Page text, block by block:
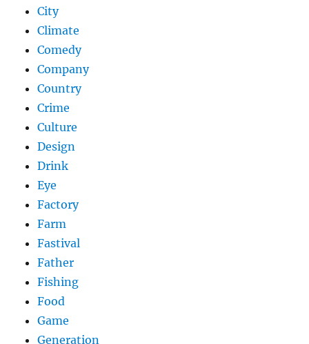
City
Climate
Comedy
Company
Country
Crime
Culture
Design
Drink
Eye
Factory
Farm
Fastival
Father
Fishing
Food
Game
Generation